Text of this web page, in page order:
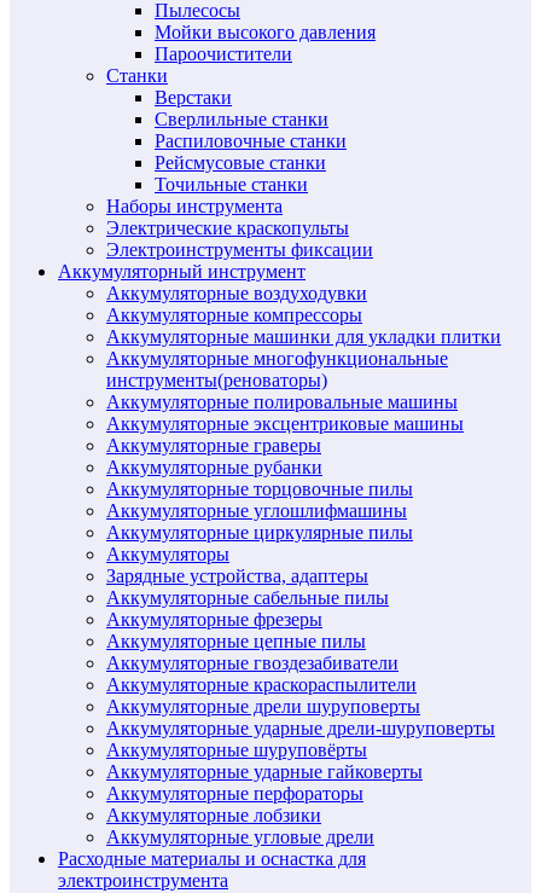
Пылесосы
Мойки высокого давления
Пароочистители
Станки
Верстаки
Сверлильные станки
Распиловочные станки
Рейсмусовые станки
Точильные станки
Наборы инструмента
Электрические краскопульты
Электроинструменты фиксации
Аккумуляторный инструмент
Аккумуляторные воздуходувки
Аккумуляторные компрессоры
Аккумуляторные машинки для укладки плитки
Аккумуляторные многофункциональные
инструменты(реноваторы)
Аккумуляторные полировальные машины
Аккумуляторные эксцентриковые машины
Аккумуляторные граверы
Аккумуляторные рубанки
Аккумуляторные торцовочные пилы
Аккумуляторные углошлифмашины
Аккумуляторные циркулярные пилы
Аккумуляторы
Зарядные устройства, адаптеры
Аккумуляторные сабельные пилы
Аккумуляторные фрезеры
Аккумуляторные цепные пилы
Аккумуляторные гвоздезабиватели
Аккумуляторные краскораспылители
Аккумуляторные дрели шуруповерты
Аккумуляторные ударные дрели-шуруповерты
Аккумуляторные шуруповёрты
Аккумуляторные ударные гайковерты
Аккумуляторные перфораторы
Аккумуляторные лобзики
Аккумуляторные угловые дрели
Расходные материалы и оснастка для
электроинструмента